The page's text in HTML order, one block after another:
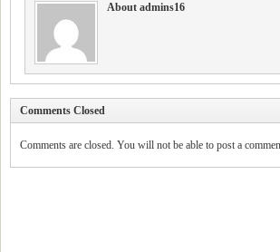
About admins16
Comments Closed
Comments are closed. You will not be able to post a